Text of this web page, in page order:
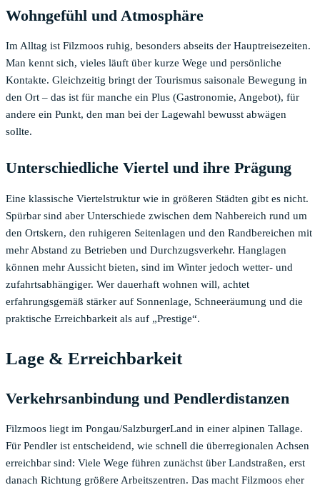
Wohngefühl und Atmosphäre
Im Alltag ist Filzmoos ruhig, besonders abseits der Hauptreisezeiten.
Man kennt sich, vieles läuft über kurze Wege und persönliche
Kontakte. Gleichzeitig bringt der Tourismus saisonale Bewegung in
den Ort – das ist für manche ein Plus (Gastronomie, Angebot), für
andere ein Punkt, den man bei der Lagewahl bewusst abwägen
sollte.
Unterschiedliche Viertel und ihre Prägung
Eine klassische Viertelstruktur wie in größeren Städten gibt es nicht.
Spürbar sind aber Unterschiede zwischen dem Nahbereich rund um
den Ortskern, den ruhigeren Seitenlagen und den Randbereichen mit
mehr Abstand zu Betrieben und Durchzugsverkehr. Hanglagen
können mehr Aussicht bieten, sind im Winter jedoch wetter- und
zufahrtsabhängiger. Wer dauerhaft wohnen will, achtet
erfahrungsgemäß stärker auf Sonnenlage, Schneeräumung und die
praktische Erreichbarkeit als auf „Prestige“.
Lage & Erreichbarkeit
Verkehrsanbindung und Pendlerdistanzen
Filzmoos liegt im Pongau/SalzburgerLand in einer alpinen Tallage.
Für Pendler ist entscheidend, wie schnell die überregionalen Achsen
erreichbar sind: Viele Wege führen zunächst über Landstraßen, erst
danach Richtung größere Arbeitszentren. Das macht Filzmoos eher